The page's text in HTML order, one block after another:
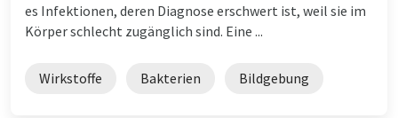
es Infektionen, deren Diagnose erschwert ist, weil sie im
Körper schlecht zugänglich sind. Eine ...
Wirkstoffe Bakterien Bildgebung